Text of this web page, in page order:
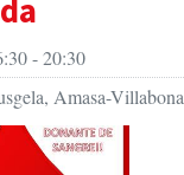
- 20:30
Amasa-Villabona